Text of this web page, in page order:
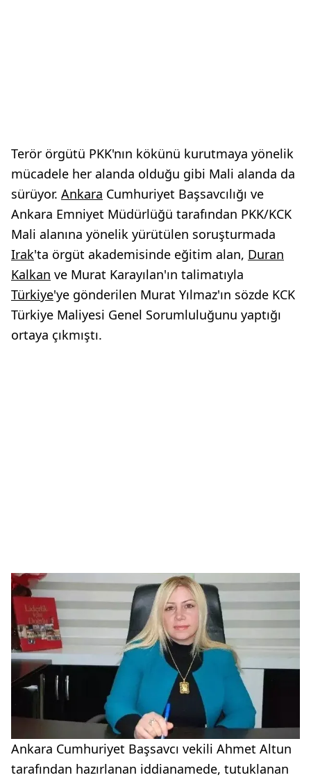
Terör örgütü PKK'nın kökünü kurutmaya yönelik
mücadele her alanda olduğu gibi Mali alanda da
sürüyor. Ankara Cumhuriyet Başsavcılığı ve
Ankara Emniyet Müdürlüğü tarafından PKK/KCK
Mali alanına yönelik yürütülen soruşturmada
Irak'ta örgüt akademisinde eğitim alan, Duran
Kalkan ve Murat Karayılan'ın talimatıyla
Türkiye'ye gönderilen Murat Yılmaz'ın sözde KCK
Türkiye Maliyesi Genel Sorumluluğunu yaptığı
ortaya çıkmıştı.
Ankara Cumhuriyet Başsavcı vekili Ahmet Altun
tarafından hazırlanan iddianamede, tutuklanan